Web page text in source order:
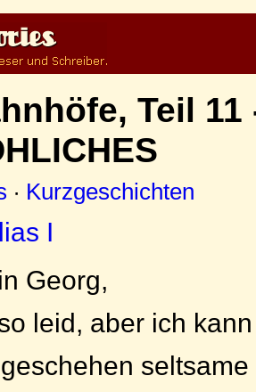
Teil 11
· Kurzgeschichten
I
Georg,
leid, aber ich